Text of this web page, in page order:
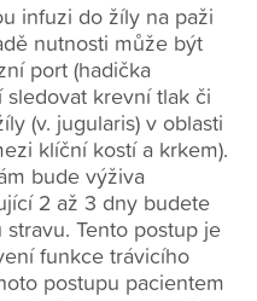
infuzi do žíly na paži
nutnosti může být
port (hadička
krevní tlak či
(v. jugularis) v oblasti
klíční kostí a krkem).
bude výživa
2 až 3 dny budete
Tento postup je
funkce trávicího
postupu pacientem